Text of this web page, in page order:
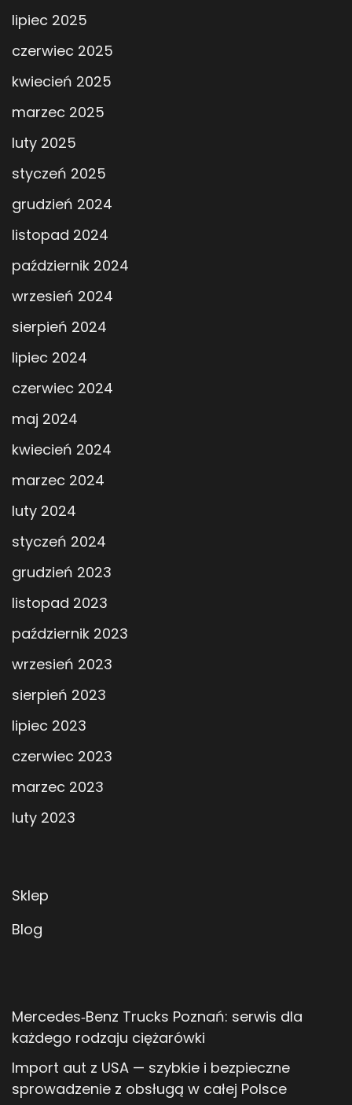
lipiec 2025
czerwiec 2025
kwiecień 2025
marzec 2025
luty 2025
styczeń 2025
grudzień 2024
listopad 2024
październik 2024
wrzesień 2024
sierpień 2024
lipiec 2024
czerwiec 2024
maj 2024
kwiecień 2024
marzec 2024
luty 2024
styczeń 2024
grudzień 2023
listopad 2023
październik 2023
wrzesień 2023
sierpień 2023
lipiec 2023
czerwiec 2023
marzec 2023
luty 2023
Sklep
Blog
Mercedes‑Benz Trucks Poznań: serwis dla
każdego rodzaju ciężarówki
Import aut z USA — szybkie i bezpieczne
sprowadzenie z obsługą w całej Polsce